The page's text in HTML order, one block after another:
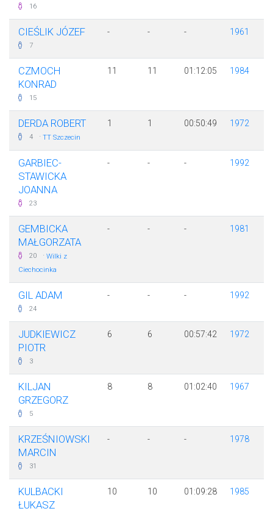
16
CIEŚLIK JÓZEF
7
- - - 1961
CZMOCH
KONRAD
15
11 11 01:12:05 1984
DERDA ROBERT
4 · TT Szczecin
1 1 00:50:49 1972
GARBIEC-
STAWICKA
JOANNA
23
- - - 1992
GEMBICKA
MAŁGORZATA
20 · Wilki z
Ciechocinka
- - - 1981
GIL ADAM
24
- - - 1992
JUDKIEWICZ
PIOTR
3
6 6 00:57:42 1972
KILJAN
GRZEGORZ
5
8 8 01:02:40 1967
KRZEŚNIOWSKI
MARCIN
31
- - - 1978
KULBACKI
ŁUKASZ
10 10 01:09:28 1985